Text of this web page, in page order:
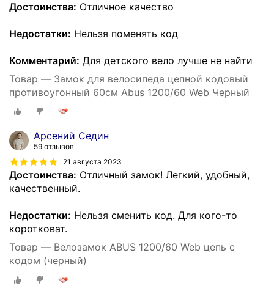
Достоинства: Отличное качество
Недостатки: Нельзя поменять код
Комментарий: Для детского вело лучше не найти
Товар — Замок для велосипеда цепной кодовый
противоугонный 60см Abus 1200/60 Web Черный
Арсений Седин
59 отзывов
21 августа 2023
Достоинства: Отличный замок! Легкий, удобный,
качественный.
Недостатки: Нельзя сменить код. Для кого-то
коротковат.
Товар — Велозамок ABUS 1200/60 Web цепь с
кодом (черный)